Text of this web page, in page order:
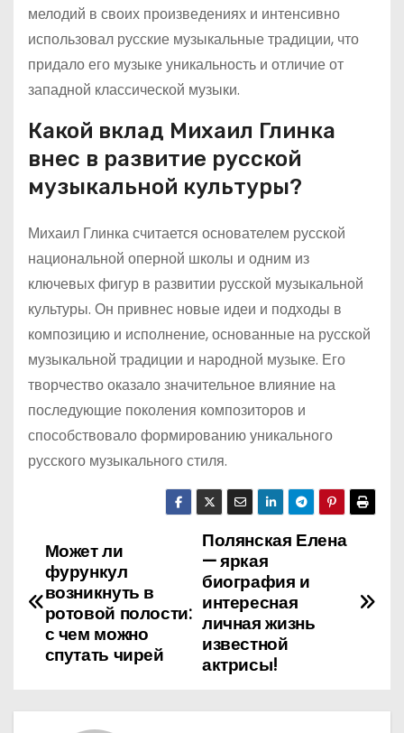
мелодий в своих произведениях и интенсивно
использовал русские музыкальные традиции, что
придало его музыке уникальность и отличие от
западной классической музыки.
Какой вклад Михаил Глинка
внес в развитие русской
музыкальной культуры?
Михаил Глинка считается основателем русской
национальной оперной школы и одним из
ключевых фигур в развитии русской музыкальной
культуры. Он привнес новые идеи и подходы в
композицию и исполнение, основанные на русской
музыкальной традиции и народной музыке. Его
творчество оказало значительное влияние на
последующие поколения композиторов и
способствовало формированию уникального
русского музыкального стиля.
Н
а
Полянская Елена
— яркая
биография и
интересная
личная жизнь
известной
актрисы!
Может ли
фурункул
возникнуть в
ротовой полости:
с чем можно
спутать чирей